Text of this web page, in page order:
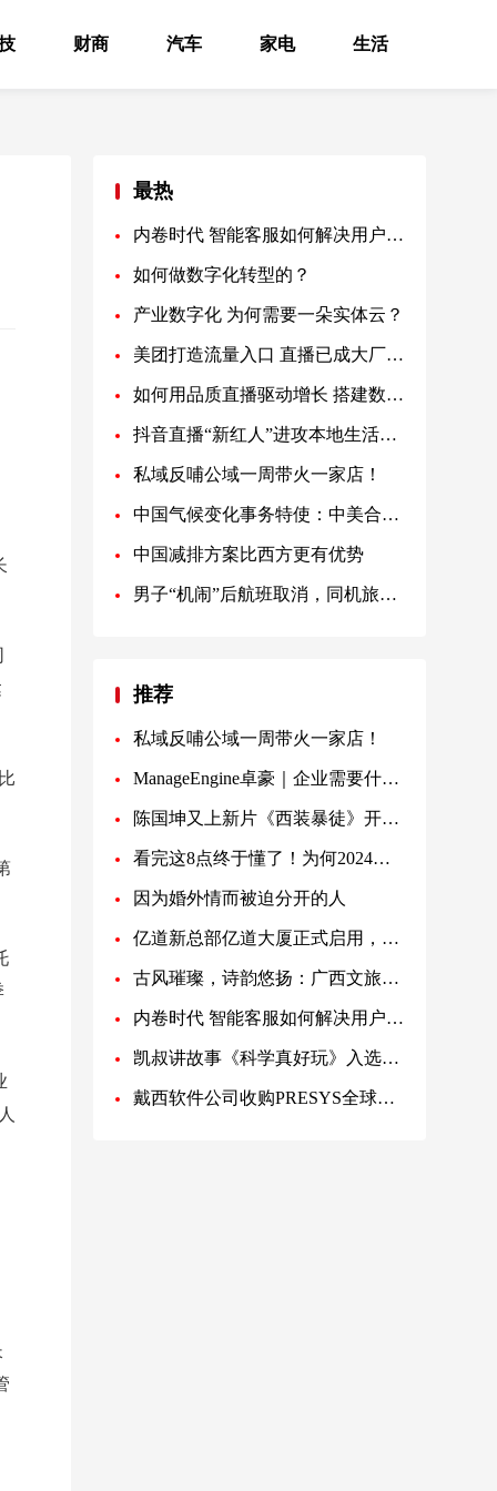
财商 汽车 家电 生活
最热
内卷时代 智能客服如何解决用户痛点？
如何做数字化转型的？
产业数字化 为何需要一朵实体云？
美团打造流量入口 直播已成大厂标配
如何用品质直播驱动增长 搭建数字化营销体系的新路？
抖音直播“新红人”进攻本地生活领域
私域反哺公域一周带火一家店！
中国气候变化事务特使：中美合作是唯一正确选择
中国减排方案比西方更有优势
男子“机闹”后航班取消，同机旅客准备集体起诉
推荐
私域反哺公域一周带火一家店！
ManageEngine卓豪｜企业需要什么样的硬件资产管理系统？
陈国坤又上新片《西装暴徒》开年爆裂登场，以一敌百燃炸复仇
看完这8点终于懂了！为何2024西安买房必选招商蛇口！
因为婚外情而被迫分开的人
亿道新总部亿道大厦正式启用，旗下品牌亿道三防ONERugged已经搬入！
古风璀璨，诗韵悠扬：广西文旅的穿越之旅
内卷时代 智能客服如何解决用户痛点？
凯叔讲故事《科学真好玩》入选2023年全国中小学图书馆（室）推荐书目
戴西软件公司收购PRESYS全球知识产权